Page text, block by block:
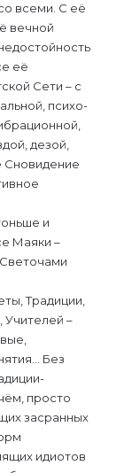
всеми. С её
вечной
её
Сети – с
психо-
дезой,
Сновидение
и
Маяки –
Традиции,
–
Без
просто
засранных
идиотов